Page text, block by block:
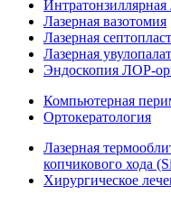
Интратонзиллярная
Лазерная вазотомия
Лазерная
Лазерная
Эндоскопия ЛОР-
Компьютерная
Ортокератология
Лазерная
копчикового хода
Хирургическое